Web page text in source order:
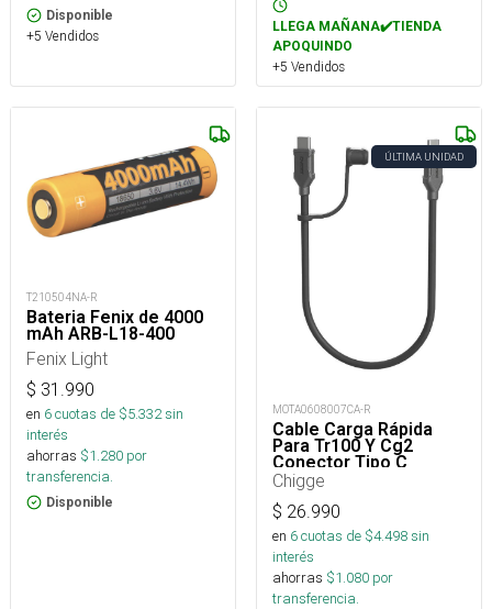
Disponible
+5 Vendidos
LLEGA MAÑANA✔️TIENDA
APOQUINDO
+5 Vendidos
T210504NA-R
Bateria Fenix de 4000
mAh ARB-L18-400
Fenix Light
$ 31.990
en 6cuotas de $5.332sin
interés
ahorras $1.280 por
transferencia.
Disponible
ÚLTIMA UNIDAD
MOTA0608007CA-R
Cable Carga Rápida
Para Tr100 Y Cg2
Conector Tipo C
Chigge
$ 26.990
en 6cuotas de $4.498sin
interés
ahorras $1.080 por
transferencia.